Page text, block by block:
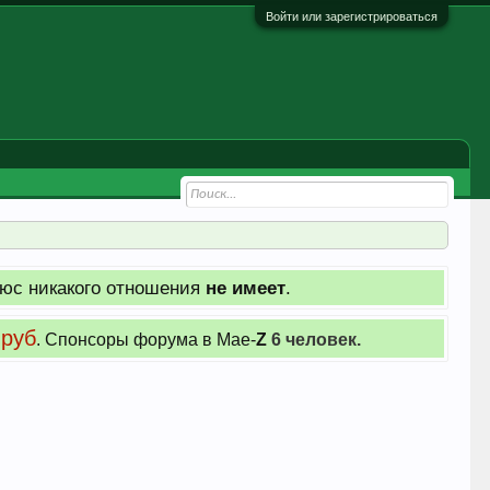
Войти или зарегистрироваться
никакого отношения не имеет.
. Cпонсоры форума в Мае-Z 6 человек.